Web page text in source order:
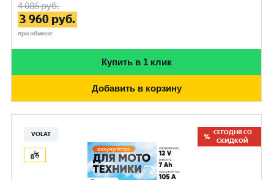
4 086руб.
3 960 руб.
при обмене
Купить в 1 клик
Добавить в корзину
VOLAT
СЕГОДНЯ СО
СКИДКОЙ